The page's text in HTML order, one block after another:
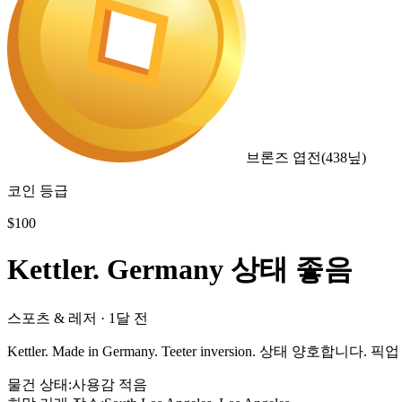
브론즈 엽전(438닢)
코인 등급
$100
Kettler. Germany 상태 좋음
스포츠 & 레저 · 1달 전
Kettler. Made in Germany. Teeter inversion. 상태 양호합니다. 픽
물건 상태 :사용감 적음